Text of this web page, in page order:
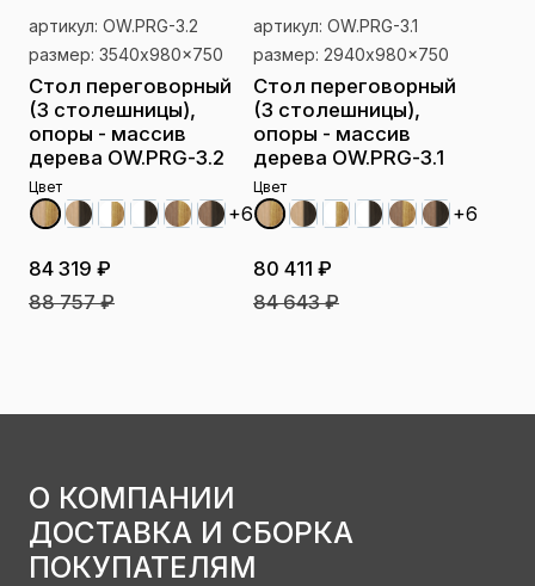
артикул: OW.PRG-3.2
размер: 3540x980x750
Стол переговорный
(3 столешницы),
опоры - массив
дерева OW.PRG-3.2
Цвет
+6
84 319 ₽
88 757 ₽
артикул: OW.PRG-3.1
размер: 2940x980x750
Стол переговорный
(3 столешницы),
опоры - массив
дерева OW.PRG-3.1
Цвет
+6
80 411 ₽
84 643 ₽
О КОМПАНИИ
ДОСТАВКА И СБОРКА
ПОКУПАТЕЛЯМ